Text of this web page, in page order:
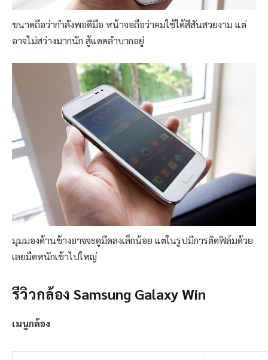
ขนาดถือว่ากำลังพอดีมือ หน้าจอถือว่าคมใช้ได้สีสันสวยงาม แต่
อาจไม่สว่างมากนัก สู้แดดลำบากอยู่
มุมมองด้านข้างอาจจะดูมืดลงเล็กน้อย แต่ในรูปมีการติดฟิล์มด้วย
เลยมืดหนักเข้าไปใหญ่
รีวิวกล้อง Samsung Galaxy Win
เมนูกล้อง